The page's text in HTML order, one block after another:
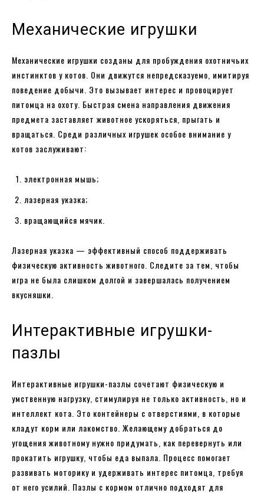
Механические игрушки
Механические игрушки созданы для пробуждения охотничьих
инстинктов у котов. Они движутся непредсказуемо, имитируя
поведение добычи. Это вызывает интерес и провоцирует
питомца на охоту. Быстрая смена направления движения
предмета заставляет животное ускоряться, прыгать и
вращаться. Среди различных игрушек особое внимание у
котов заслуживают:
электронная мышь;
лазерная указка;
вращающийся мячик.
Лазерная указка — эффективный способ поддерживать
физическую активность животного. Следите за тем, чтобы
игра не была слишком долгой и завершалась получением
вкусняшки.
Интерактивные игрушки-
пазлы
Интерактивные игрушки-пазлы сочетают физическую и
умственную нагрузку, стимулируя не только активность, но и
интеллект кота. Это контейнеры с отверстиями, в которые
кладут корм или лакомство. Желающему добраться до
угощения животному нужно придумать, как перевернуть или
прокатить игрушку, чтобы еда выпала. Процесс помогает
развивать моторику и удерживать интерес питомца, требуя
от него усилий. Пазлы с кормом отлично подходят для